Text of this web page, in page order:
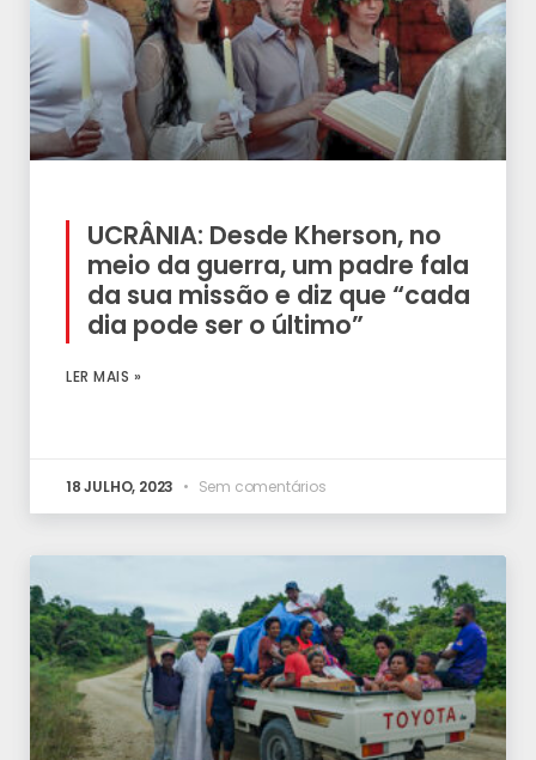
UCRÂNIA: Desde Kherson, no
meio da guerra, um padre fala
da sua missão e diz que “cada
dia pode ser o último”
LER MAIS »
18 JULHO, 2023 Sem comentários